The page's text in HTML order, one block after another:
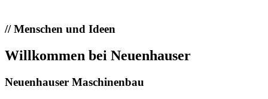
//Menschen und Ideen
Willkommen bei Neuenhauser
Neuenhauser Maschinenbau